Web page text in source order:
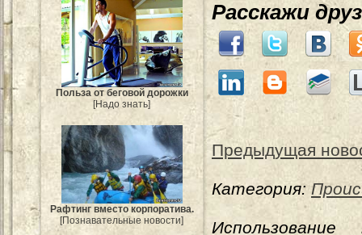
Польза от беговой дорожки
[Надо знать]
Рафтинг вместо корпоратива.
[Познавательные новости]
Расскажи
Предыдущая
Категория: